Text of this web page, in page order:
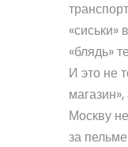
«сиськи»
«блядь»
И это не
Москву
за